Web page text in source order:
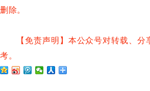
删除。
【免责声明】本公众号对转载、
考。